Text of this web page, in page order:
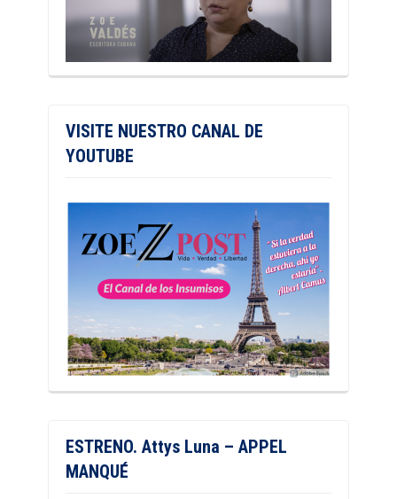
VISITE NUESTRO CANAL DE
YOUTUBE
ESTRENO. Attys Luna – APPEL
MANQUÉ